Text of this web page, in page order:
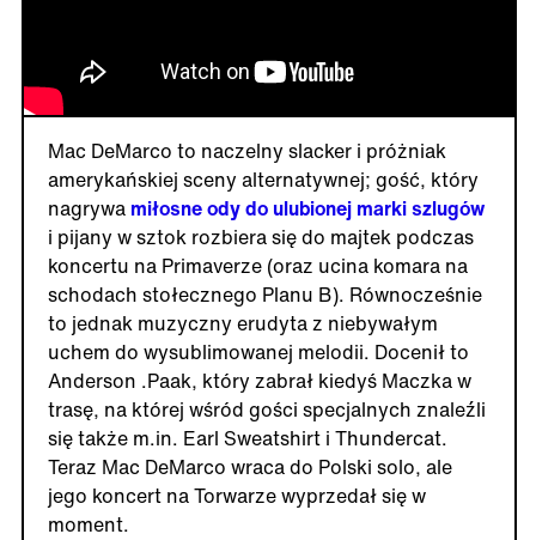
Mac DeMarco to naczelny slacker i próżniak
amerykańskiej sceny alternatywnej; gość, który
nagrywa miłosne ody do ulubionej marki szlugów
i pijany w sztok rozbiera się do majtek podczas
koncertu na Primaverze (oraz ucina komara na
schodach stołecznego Planu B). Równocześnie
to jednak muzyczny erudyta z niebywałym
uchem do wysublimowanej melodii. Docenił to
Anderson .Paak, który zabrał kiedyś Maczka w
trasę, na której wśród gości specjalnych znaleźli
się także m.in. Earl Sweatshirt i Thundercat.
Teraz Mac DeMarco wraca do Polski solo, ale
jego koncert na Torwarze wyprzedał się w
moment.